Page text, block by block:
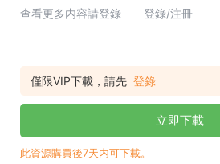
查看更多内容請登錄 登錄/注冊
僅限VIP下載，請先 登錄
立即下載
此資源購買後7天内可下載。